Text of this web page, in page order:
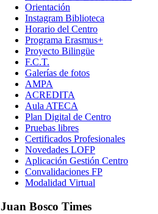
Orientación
Instagram Biblioteca
Horario del Centro
Programa Erasmus+
Proyecto Bilingüe
F.C.T.
Galerías de fotos
AMPA
ACREDITA
Aula ATECA
Plan Digital de Centro
Pruebas libres
Certificados Profesionales
Novedades LOFP
Aplicación Gestión Centro
Convalidaciones FP
Modalidad Virtual
Juan Bosco Times